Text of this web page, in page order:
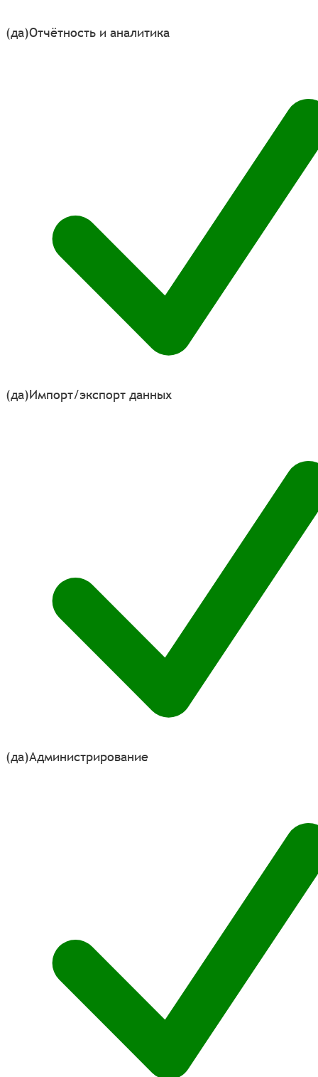
(да)Отчётность и аналитика
(да)Импорт/экспорт данных
(да)Администрирование